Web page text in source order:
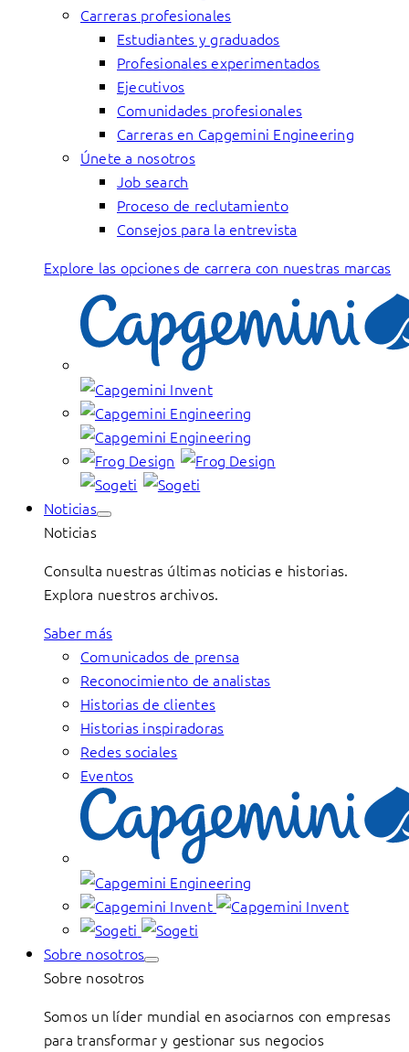
Carreras profesionales
Estudiantes y graduados
Profesionales experimentados
Ejecutivos
Comunidades profesionales
Carreras en Capgemini Engineering
Únete a nosotros
Job search
Proceso de reclutamiento
Consejos para la entrevista
Explore las opciones de carrera con nuestras marcas
Noticias
Noticias
Consulta nuestras últimas noticias e historias.
Explora nuestros archivos.
Saber más
Comunicados de prensa
Reconocimiento de analistas
Historias de clientes
Historias inspiradoras
Redes sociales
Eventos
Sobre nosotros
Sobre nosotros
Somos un líder mundial en asociarnos con empresas
para transformar y gestionar sus negocios